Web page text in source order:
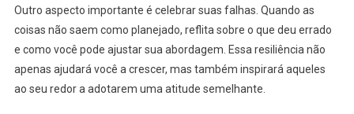
Outro aspecto importante é celebrar suas falhas. Quando as
coisas não saem como planejado, reflita sobre o que deu errado
e como você pode ajustar sua abordagem. Essa resiliência não
apenas ajudará você a crescer, mas também inspirará aqueles
ao seu redor a adotarem uma atitude semelhante.